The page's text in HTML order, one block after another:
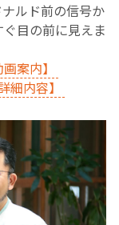
ルド前の信号か
目の前に見えま
案内】
細内容】